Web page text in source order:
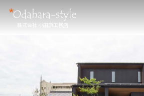
株式会社 小田原工務店